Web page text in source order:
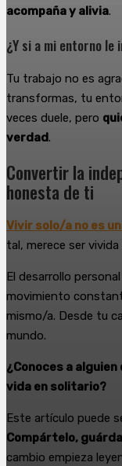
acompaña y alivia.
¿Y si a mi entorno le
Tu trabajo no es
transformas, tu
veces duele, pero
verdad.
Convertir la
honesta de ti
Vivir solo/a no es
tal, merece ser
El desarrollo
movimiento
mismo/a. Desde tu
mundo.
¿Conoces a
vida en solitario?
Este artículo puede
Compártelo,
cambio empieza